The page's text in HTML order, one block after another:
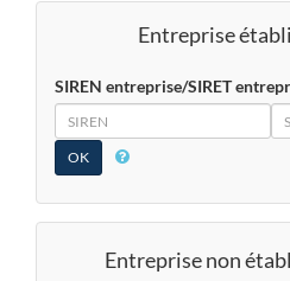
Entreprise
SIREN entreprise/SIRET
SIREN
SIRET
Entreprise non